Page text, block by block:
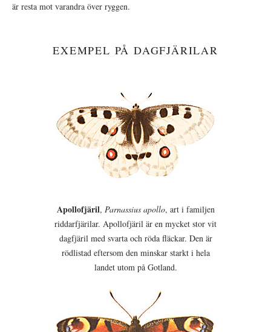
är resta mot varandra över ryggen.
EXEMPEL PÅ DAGFJÄRILAR
Apollofjäril, Parnassius apollo, art i familjen
riddarfjärilar. Apollofjäril är en mycket stor vit
dagfjäril med svarta och röda fläckar. Den är
rödlistad eftersom den minskar starkt i hela
landet utom på Gotland.